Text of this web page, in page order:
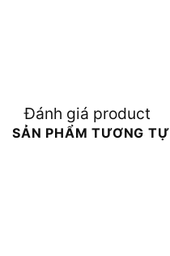
Đánh giá product
SẢN PHẨM TƯƠNG TỰ